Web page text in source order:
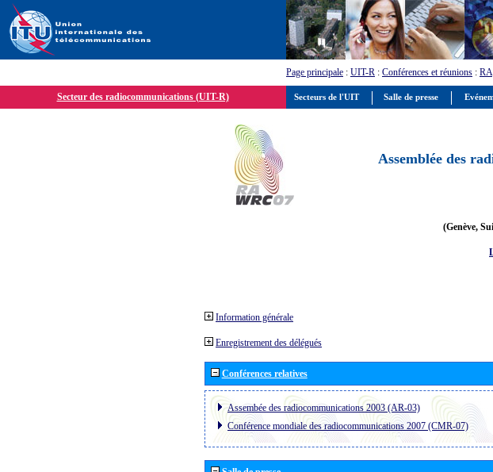
Page principale : UIT-R : Conférences et réunions : RA
Secteur des radiocommunications (UIT-R)
Assemblée des
(Genève,
Information générale
Enregistrement des délégués
Conférences relatives
Assembée des radiocommunications 2003 (AR-03)
Conférence mondiale des radiocommunications 2007 (CMR-07)
Secteurs de l'UIT Salle de presse